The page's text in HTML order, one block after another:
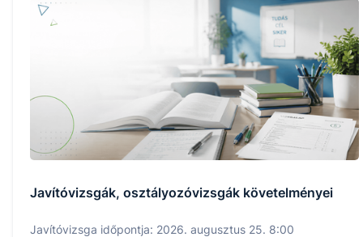
Javítóvizsgák, osztályozóvizsgák követelményei
Javítóvizsga időpontja: 2026. augusztus 25. 8:00